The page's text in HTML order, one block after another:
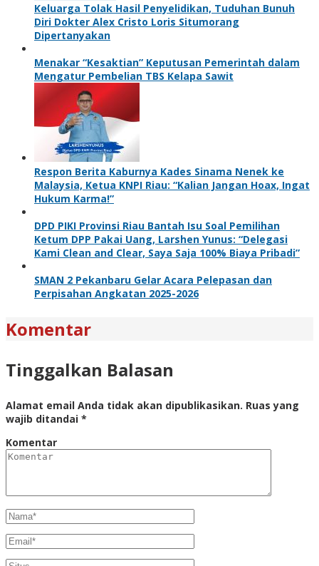
Keluarga Tolak Hasil Penyelidikan, Tuduhan Bunuh
Diri Dokter Alex Cristo Loris Situmorang
Dipertanyakan
Menakar “Kesaktian” Keputusan Pemerintah dalam
Mengatur Pembelian TBS Kelapa Sawit
Respon Berita Kaburnya Kades Sinama Nenek ke
Malaysia, Ketua KNPI Riau: “Kalian Jangan Hoax, Ingat
Hukum Karma!”
DPD PIKI Provinsi Riau Bantah Isu Soal Pemilihan
Ketum DPP Pakai Uang, Larshen Yunus: “Delegasi
Kami Clean and Clear, Saya Saja 100% Biaya Pribadi”
SMAN 2 Pekanbaru Gelar Acara Pelepasan dan
Perpisahan Angkatan 2025-2026
Komentar
Tinggalkan Balasan
Alamat email Anda tidak akan dipublikasikan. Ruas yang
wajib ditandai *
Komentar